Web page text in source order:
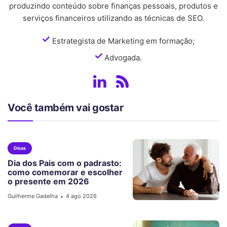
produzindo conteúdo sobre finanças pessoais, produtos e
serviços financeiros utilizando as técnicas de SEO.
Estrategista de Marketing em formação;
Advogada.
Você também vai gostar
Dicas
Dia dos Pais com o padrasto:
como comemorar e escolher
o presente em 2026
Guilherme Gadelha • 4 ago 2026